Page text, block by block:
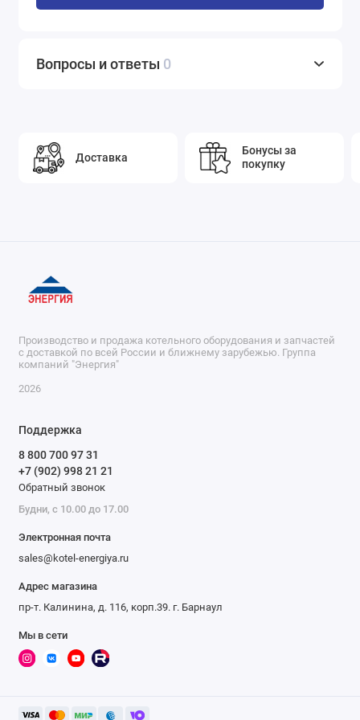
Вопросы и ответы 0
Доставка
Бонусы за
покупку
Производство и продажа котельного оборудования и запчастей
с доставкой по всей России и ближнему зарубежью. Группа
компаний "Энергия"
2026
Поддержка
8 800 700 97 31
+7 (902) 998 21 21
Обратный звонок
Будни, с 10.00 до 17.00
Электронная почта
sales@kotel-energiya.ru
Адрес магазина
пр-т. Калинина, д. 116, корп.39. г. Барнаул
Мы в сети